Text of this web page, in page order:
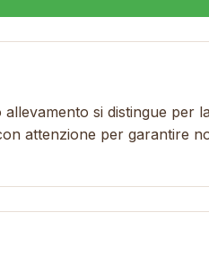
allevamento si distingue per
attenzione per garantire